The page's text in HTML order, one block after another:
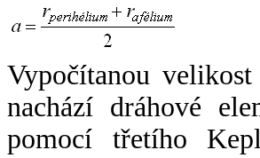
Vypočítanou velikost
nachází dráhové
pomocí třetího